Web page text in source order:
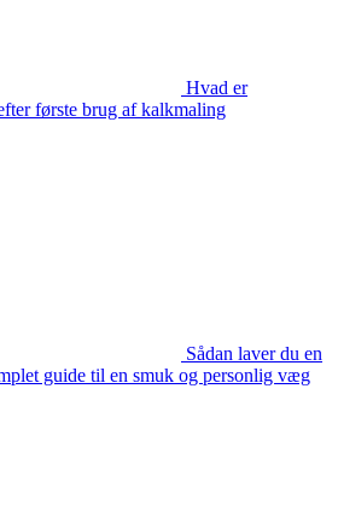
Hvad er
første brug af kalkmaling
Sådan laver du en
guide til en smuk og personlig væg